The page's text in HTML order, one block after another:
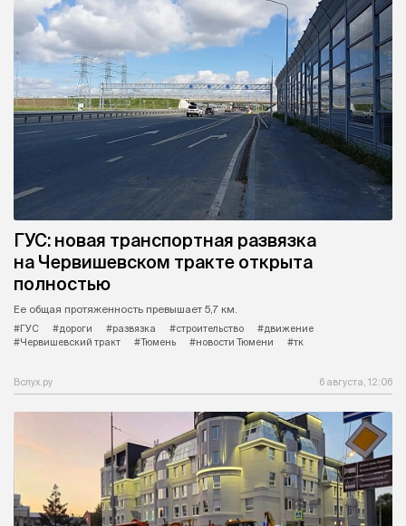
ГУС: новая транспортная развязка
на Червишевском тракте открыта
полностью
Ее общая протяженность превышает 5,7 км.
#ГУС
#дороги #развязка #строительство
#движение
#Червишевский тракт
#Тюмень #новости Тюмени #тк
Вслух.ру 6 августа, 12:06